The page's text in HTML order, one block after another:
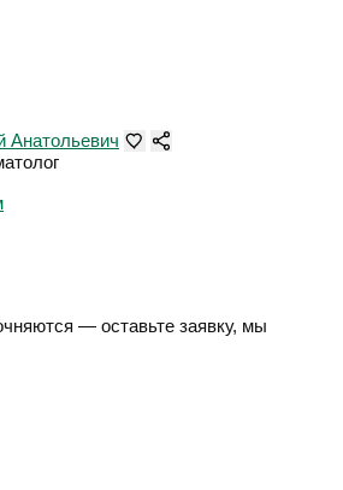
Анатольевич
— оставьте заявку, мы